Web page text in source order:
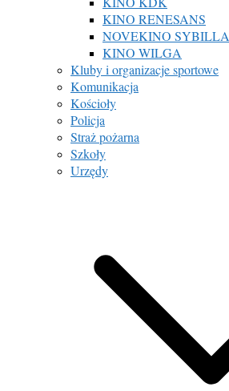
KINO RENESANS
NOVEKINO SYBILLA
KINO WILGA
Kluby i organizacje sportowe
Komunikacja
Kościoły
Policja
Straż pożarna
Szkoły
Urzędy